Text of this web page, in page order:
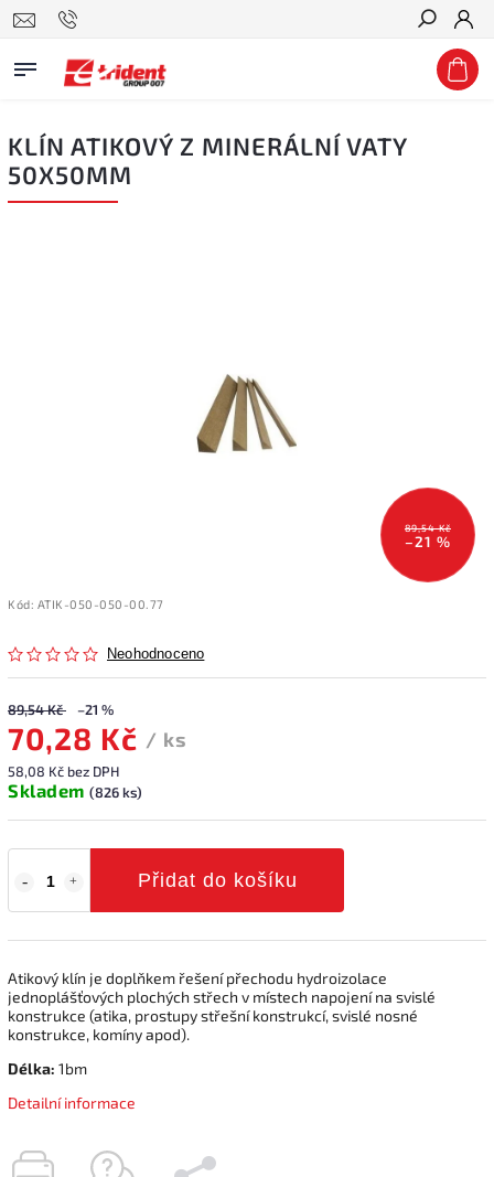
Hledat
KLÍN ATIKOVÝ Z MINERÁLNÍ VATY
50X50MM
89,54 Kč
–21 %
Kód: ATIK-050-050-00.77
Neohodnoceno
89,54 Kč –21 %
70,28 Kč / ks
58,08 Kč bez DPH
Skladem (826 ks)
Přidat do košíku
Atikový klín je doplňkem řešení přechodu hydroizolace
jednoplášťových plochých střech v místech napojení na svislé
konstrukce (atika, prostupy střešní konstrukcí, svislé nosné
konstrukce, komíny apod).
Délka: 1bm
Detailní informace